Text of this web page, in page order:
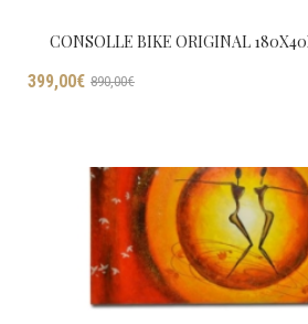
CONSOLLE BIKE ORIGINAL
890,00€
Il
399,00€Il
399,00€.